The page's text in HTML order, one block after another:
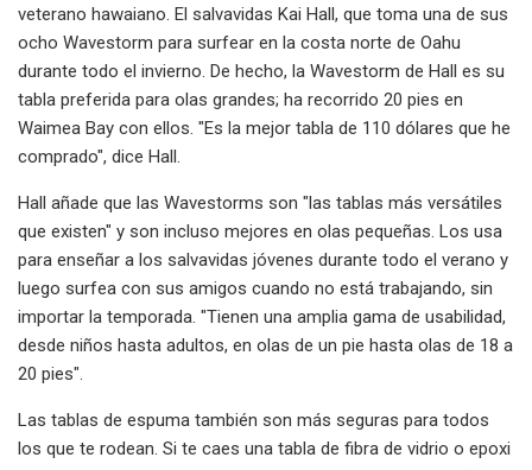
veterano hawaiano. El salvavidas Kai Hall, que toma una de sus
ocho Wavestorm para surfear en la costa norte de Oahu
durante todo el invierno. De hecho, la Wavestorm de Hall es su
tabla preferida para olas grandes; ha recorrido 20 pies en
Waimea Bay con ellos. "Es la mejor tabla de 110 dólares que he
comprado", dice Hall.
Hall añade que las Wavestorms son "las tablas más versátiles
que existen" y son incluso mejores en olas pequeñas. Los usa
para enseñar a los salvavidas jóvenes durante todo el verano y
luego surfea con sus amigos cuando no está trabajando, sin
importar la temporada. "Tienen una amplia gama de usabilidad,
desde niños hasta adultos, en olas de un pie hasta olas de 18 a
20 pies".
Las tablas de espuma también son más seguras para todos
los que te rodean. Si te caes una tabla de fibra de vidrio o epoxi